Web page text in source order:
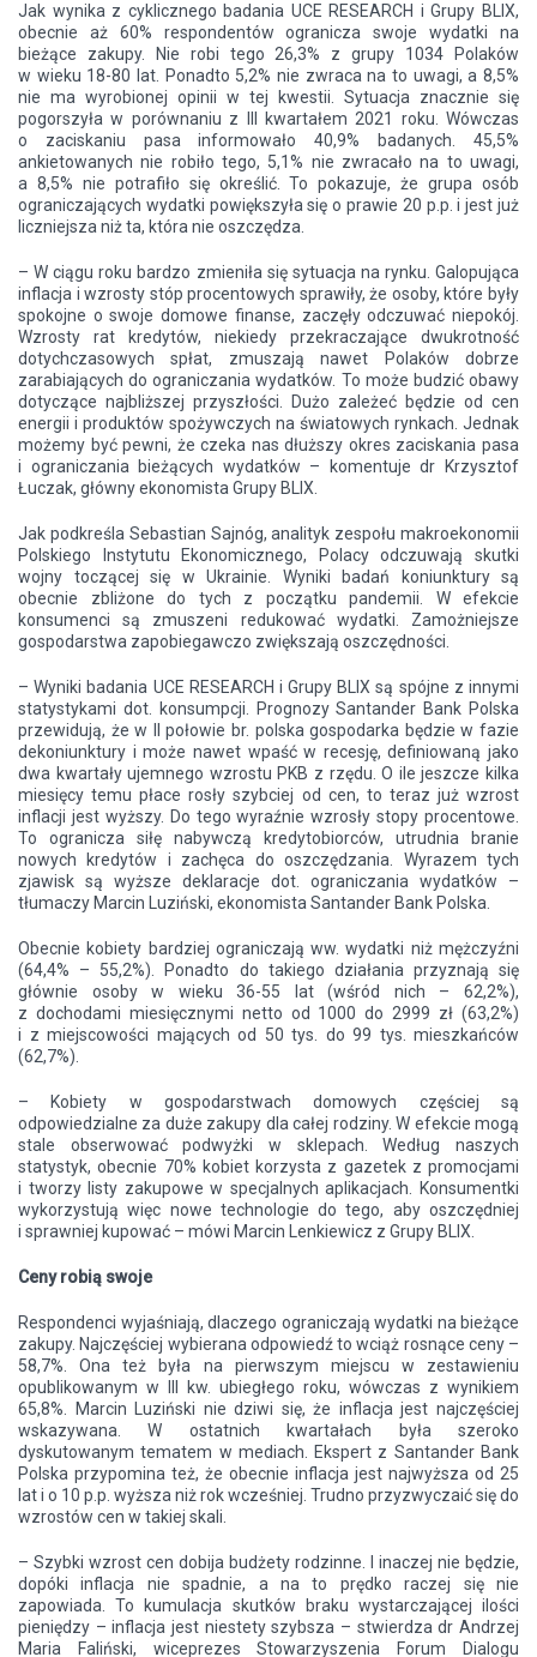
Jak wynika z cyklicznego badania UCE RESEARCH i Grupy BLIX,
obecnie aż 60% respondentów ogranicza swoje wydatki na
bieżące zakupy. Nie robi tego 26,3% z grupy 1034 Polaków
w wieku 18-80 lat. Ponadto 5,2% nie zwraca na to uwagi, a 8,5%
nie ma wyrobionej opinii w tej kwestii. Sytuacja znacznie się
pogorszyła w porównaniu z III kwartałem 2021 roku. Wówczas
o zaciskaniu pasa informowało 40,9% badanych. 45,5%
ankietowanych nie robiło tego, 5,1% nie zwracało na to uwagi,
a 8,5% nie potrafiło się określić. To pokazuje, że grupa osób
ograniczających wydatki powiększyła się o prawie 20 p.p. i jest już
liczniejsza niż ta, która nie oszczędza.
– W ciągu roku bardzo zmieniła się sytuacja na rynku. Galopująca
inflacja i wzrosty stóp procentowych sprawiły, że osoby, które były
spokojne o swoje domowe finanse, zaczęły odczuwać niepokój.
Wzrosty rat kredytów, niekiedy przekraczające dwukrotność
dotychczasowych spłat, zmuszają nawet Polaków dobrze
zarabiających do ograniczania wydatków. To może budzić obawy
dotyczące najbliższej przyszłości. Dużo zależeć będzie od cen
energii i produktów spożywczych na światowych rynkach. Jednak
możemy być pewni, że czeka nas dłuższy okres zaciskania pasa
i ograniczania bieżących wydatków – komentuje dr Krzysztof
Łuczak, główny ekonomista Grupy BLIX.
Jak podkreśla Sebastian Sajnóg, analityk zespołu makroekonomii
Polskiego Instytutu Ekonomicznego, Polacy odczuwają skutki
wojny toczącej się w Ukrainie. Wyniki badań koniunktury są
obecnie zbliżone do tych z początku pandemii. W efekcie
konsumenci są zmuszeni redukować wydatki. Zamożniejsze
gospodarstwa zapobiegawczo zwiększają oszczędności.
– Wyniki badania UCE RESEARCH i Grupy BLIX są spójne z innymi
statystykami dot. konsumpcji. Prognozy Santander Bank Polska
przewidują, że w II połowie br. polska gospodarka będzie w fazie
dekoniunktury i może nawet wpaść w recesję, definiowaną jako
dwa kwartały ujemnego wzrostu PKB z rzędu. O ile jeszcze kilka
miesięcy temu płace rosły szybciej od cen, to teraz już wzrost
inflacji jest wyższy. Do tego wyraźnie wzrosły stopy procentowe.
To ogranicza siłę nabywczą kredytobiorców, utrudnia branie
nowych kredytów i zachęca do oszczędzania. Wyrazem tych
zjawisk są wyższe deklaracje dot. ograniczania wydatków –
tłumaczy Marcin Luziński, ekonomista Santander Bank Polska.
Obecnie kobiety bardziej ograniczają ww. wydatki niż mężczyźni
(64,4% – 55,2%). Ponadto do takiego działania przyznają się
głównie osoby w wieku 36-55 lat (wśród nich – 62,2%),
z dochodami miesięcznymi netto od 1000 do 2999 zł (63,2%)
i z miejscowości mających od 50 tys. do 99 tys. mieszkańców
(62,7%).
– Kobiety w gospodarstwach domowych częściej są
odpowiedzialne za duże zakupy dla całej rodziny. W efekcie mogą
stale obserwować podwyżki w sklepach. Według naszych
statystyk, obecnie 70% kobiet korzysta z gazetek z promocjami
i tworzy listy zakupowe w specjalnych aplikacjach. Konsumentki
wykorzystują więc nowe technologie do tego, aby oszczędniej
i sprawniej kupować – mówi Marcin Lenkiewicz z Grupy BLIX.
Ceny robią swoje
Respondenci wyjaśniają, dlaczego ograniczają wydatki na bieżące
zakupy. Najczęściej wybierana odpowiedź to wciąż rosnące ceny –
58,7%. Ona też była na pierwszym miejscu w zestawieniu
opublikowanym w III kw. ubiegłego roku, wówczas z wynikiem
65,8%. Marcin Luziński nie dziwi się, że inflacja jest najczęściej
wskazywana. W ostatnich kwartałach była szeroko
dyskutowanym tematem w mediach. Ekspert z Santander Bank
Polska przypomina też, że obecnie inflacja jest najwyższa od 25
lat i o 10 p.p. wyższa niż rok wcześniej. Trudno przyzwyczaić się do
wzrostów cen w takiej skali.
– Szybki wzrost cen dobija budżety rodzinne. I inaczej nie będzie,
dopóki inflacja nie spadnie, a na to prędko raczej się nie
zapowiada. To kumulacja skutków braku wystarczającej ilości
pieniędzy – inflacja jest niestety szybsza – stwierdza dr Andrzej
Maria Faliński, wiceprezes Stowarzyszenia Forum Dialogu